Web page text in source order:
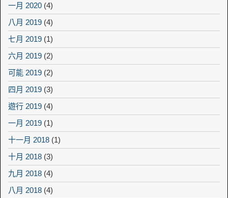
一月 2020 (4)
八月 2019 (4)
七月 2019 (1)
六月 2019 (2)
可能 2019 (2)
四月 2019 (3)
遊行 2019 (4)
一月 2019 (1)
十一月 2018 (1)
十月 2018 (3)
九月 2018 (4)
八月 2018 (4)